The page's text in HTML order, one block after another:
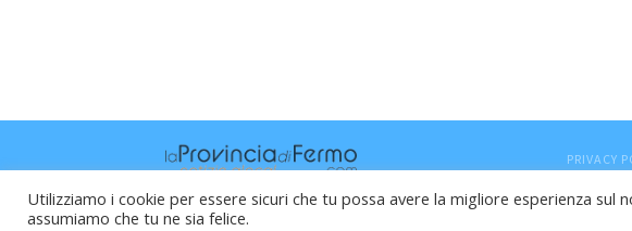
PRIVACY
Raffaele Vitali - via Leopardi 10 - 61121 Pesaro (PU) -
Utilizziamo i cookie per essere sicuri che tu possa avere la migliore esperienza
assumiamo che tu ne sia felice.